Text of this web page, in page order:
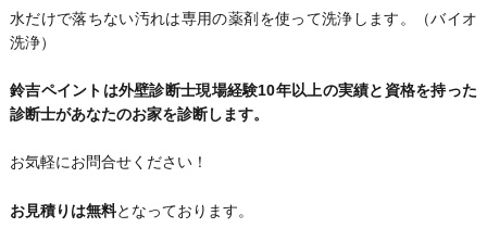
水だけで落ちない汚れは専用の薬剤を使って洗浄します。（バイオ
洗浄）
鈴吉ペイントは外壁診断士現場経験10年以上の実績と資格を持った
診断士があなたのお家を診断します。
お気軽にお問合せください！
お見積りは無料となっております。